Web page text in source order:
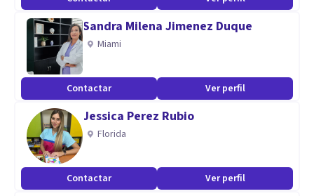
Sandra Milena Jimenez Duque
Miami
Contactar Ver perfil
Jessica Perez Rubio
Florida
Contactar Ver perfil